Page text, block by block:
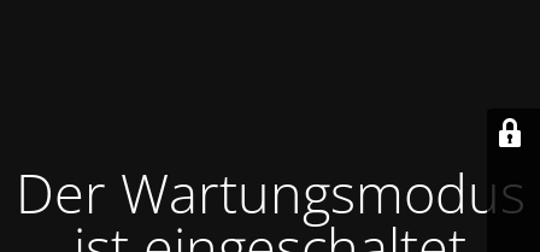
Der Wartungsmodus